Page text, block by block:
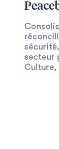
sécurité,
secteur
Culture,